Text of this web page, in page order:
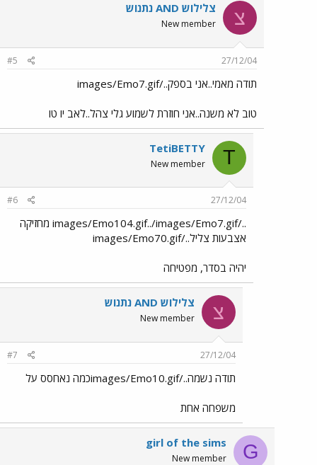
צ צלילוש AND נתנוש
New member
27/12/04
#5
תודה מאמי..אני בספק../images/Emo7.gif
טוב לא משנה..אני חוזרת לשמוע גלי צהל..לאב יו טו
T
TetiBETTY
New member
27/12/04
#6
../images/Emo104.gif../images/Emo7.gif מחזיקה
אצבעות צליל../images/Emo70.gif
יהיה בסדר, מפטיחה
צ צלילוש AND נתנוש
New member
27/12/04
#7
תודה נשמה../images/Emo10.gifכמה נאחסס על
משפחה אחת
G
girl of the sims
New member